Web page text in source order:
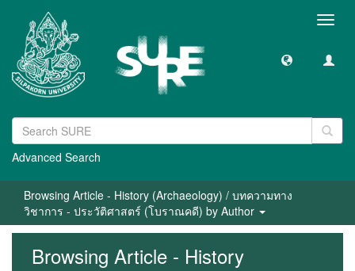
Advanced Search
Browsing Article - History (Archaeology) / บทความทาง
วิชาการ - ประวัติศาสตร์ (โบราณคดี) by Author
Browsing Article - History